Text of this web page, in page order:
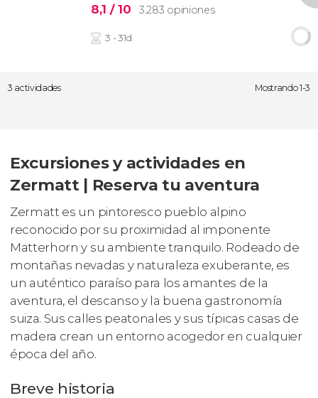
8,1 / 10 3.283 opiniones
3 - 31d
3 actividades Mostrando 1-3
Excursiones y actividades en
Zermatt | Reserva tu aventura
Zermatt es un pintoresco pueblo alpino
reconocido por su proximidad al imponente
Matterhorn y su ambiente tranquilo. Rodeado de
montañas nevadas y naturaleza exuberante, es
un auténtico paraíso para los amantes de la
aventura, el descanso y la buena gastronomía
suiza. Sus calles peatonales y sus típicas casas de
madera crean un entorno acogedor en cualquier
época del año.
Breve historia